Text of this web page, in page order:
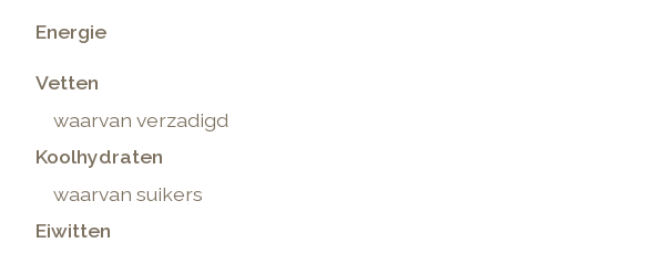
Energie
Vetten
waarvan verzadigd
Koolhydraten
waarvan suikers
Eiwitten